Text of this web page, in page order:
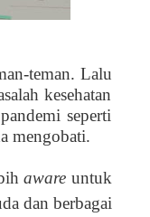
teman. Lalu
kesehatan
seperti
mengobati.
aware untuk
dan berbagai